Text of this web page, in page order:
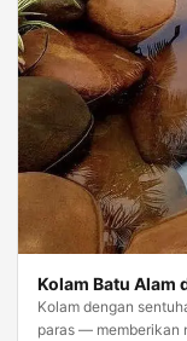
Kolam Batu Alam
Kolam dengan
paras — memberikan